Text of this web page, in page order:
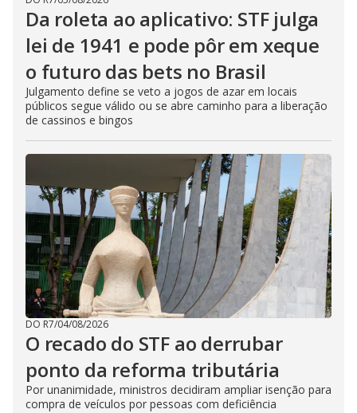
Da roleta ao aplicativo: STF julga
lei de 1941 e pode pôr em xeque
o futuro das bets no Brasil
Julgamento define se veto a jogos de azar em locais
públicos segue válido ou se abre caminho para a liberação
de cassinos e bingos
DO R7/04/08/2026
O recado do STF ao derrubar
ponto da reforma tributária
Por unanimidade, ministros decidiram ampliar isenção para
compra de veículos por pessoas com deficiência